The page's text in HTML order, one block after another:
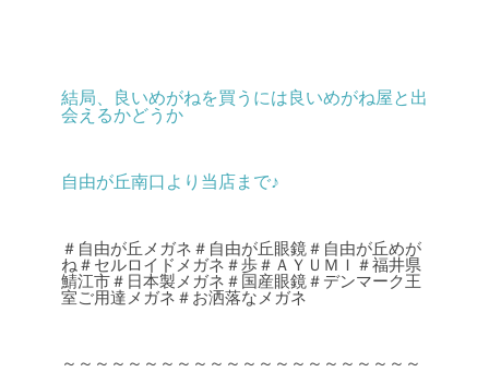
結局、良いめがねを買うには良いめがね屋と出
会えるかどうか
自由が丘南口より当店まで♪
＃自由が丘メガネ＃自由が丘眼鏡＃自由が丘めが
ね＃セルロイドメガネ＃歩＃ＡＹＵＭＩ＃福井県
鯖江市＃日本製メガネ＃国産眼鏡＃デンマーク王
室ご用達メガネ＃お洒落なメガネ
～～～～～～～～～～～～～～～～～～～～～～